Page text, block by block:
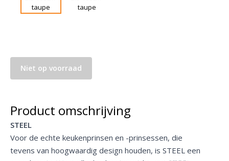
Niet op voorraad
Product omschrijving
STEEL
Voor de echte keukenprinsen en -prinsessen, die
tevens van hoogwaardig design houden, is STEEL een